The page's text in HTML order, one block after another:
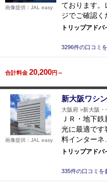
ております。
ジでご確認
トリップアド
3296件の口コミ
画像提供：JAL easy
合計料金 20,200円～
新大阪ワシ
大阪府 新大阪
ＪＲ・地下
光に最適です
料インター
トリップアド
335件の口コミを
画像提供：JAL easy